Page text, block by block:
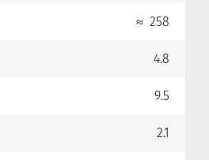
≈ 258
4.8
9.5
2.1